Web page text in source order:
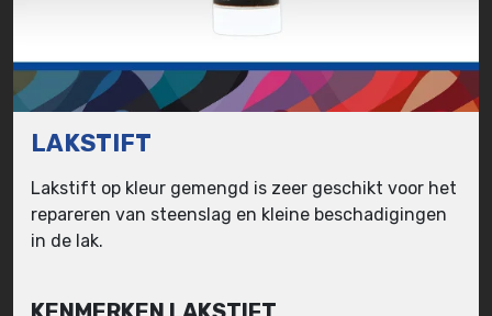
LAKSTIFT
Lakstift op kleur gemengd is zeer geschikt voor het
repareren van steenslag en kleine beschadigingen
in de lak.